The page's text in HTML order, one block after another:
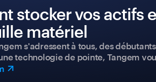
stocker vos actifs
matériel
s'adressent à tous, des
technologie de pointe, Tangem